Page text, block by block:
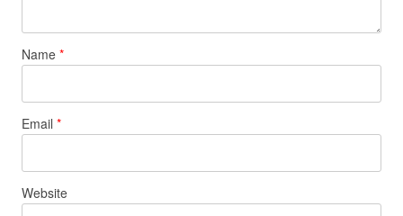
Name *
Email *
Website